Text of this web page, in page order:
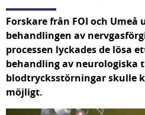
Forskare från FOI och
behandlingen av
processen lyckades de lösa
behandling av neurologiska
blodtrycksstörningar skulle
möjligt.